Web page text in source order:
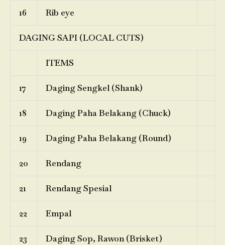
16 Rib eye
DAGING SAPI (LOCAL CUTS)
ITEMS
17 Daging Sengkel (Shank)
18 Daging Paha Belakang (Chuck)
19 Daging Paha Belakang (Round)
20 Rendang
21 Rendang Spesial
22 Empal
23 Daging Sop, Rawon (Brisket)